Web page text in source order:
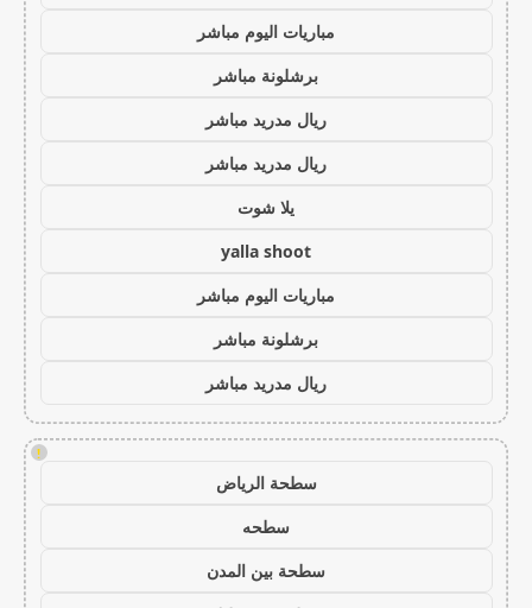
مباريات اليوم مباشر
برشلونة مباشر
ريال مدريد مباشر
ريال مدريد مباشر
يلا شوت
yalla shoot
مباريات اليوم مباشر
برشلونة مباشر
ريال مدريد مباشر
!
سطحة الرياض
سطحه
سطحة بين المدن